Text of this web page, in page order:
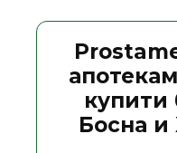
купити
Босна и